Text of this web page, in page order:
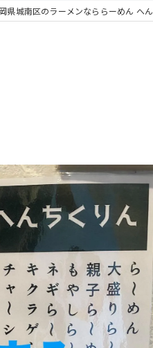
県城南区のラーメンなららーめん へ